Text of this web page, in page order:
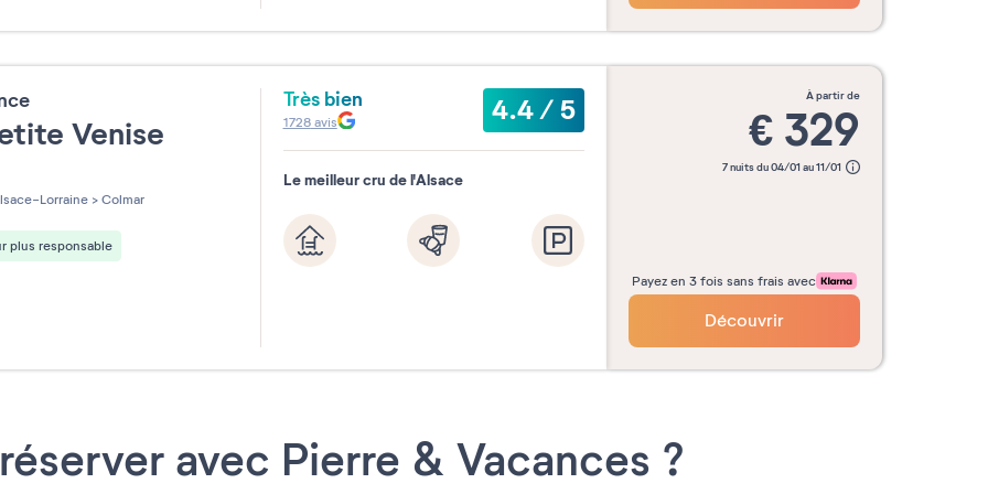
31
Venise
sur 5
Lorraine > Colmar
plus responsable
Très bien 4.4/5
1728avis
Le meilleur cru de l'Alsace
à partir de
€ 329
7 nuits du 04/01 au 11/01
Payez en 3 fois sans frais avec
Découvrir
avec Pierre & Vacances ?